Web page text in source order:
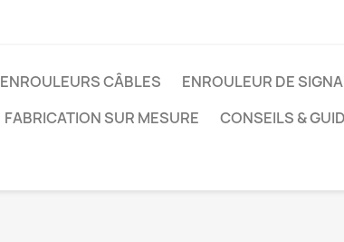
ENROULEURS CÂBLES ENROULEUR DE
FABRICATION SUR MESURE CONSEILS &